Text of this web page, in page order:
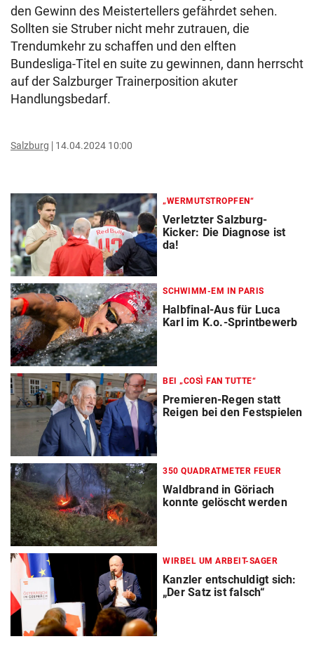
den Gewinn des Meistertellers gefährdet sehen.
Sollten sie Struber nicht mehr zutrauen, die
Trendumkehr zu schaffen und den elften
Bundesliga-Titel en suite zu gewinnen, dann herrscht
auf der Salzburger Trainerposition akuter
Handlungsbedarf.
Salzburg 14.04.2024 10:00
„WERMUTSTROPFEN“
Verletzter Salzburg-
Kicker: Die Diagnose ist
da!
SCHWIMM-EM IN PARIS
Halbfinal-Aus für Luca
Karl im K.o.-Sprintbewerb
BEI „COSÌ FAN TUTTE“
Premieren-Regen statt
Reigen bei den Festspielen
350 QUADRATMETER FEUER
Waldbrand in Göriach
konnte gelöscht werden
WIRBEL UM ARBEIT-SAGER
Kanzler entschuldigt sich:
„Der Satz ist falsch“